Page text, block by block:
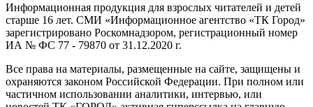
Информационная продукция для взрослых читателей и детей
старше 16 лет. СМИ «Информационное агентство «ТК Город»
зарегистрировано Роскомнадзором, регистрационный номер
ИА № ФС 77 - 79870 от 31.12.2020 г.
Все права на материалы, размещенные на сайте, защищены и
охраняются законом Российской Федерации. При полном или
частичном использовании аналитики, интервью, или